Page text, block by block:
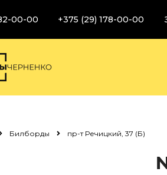
00-00 +375 (29) 178-00-00
Билборды пр-т Речицкий, 37 (Б)